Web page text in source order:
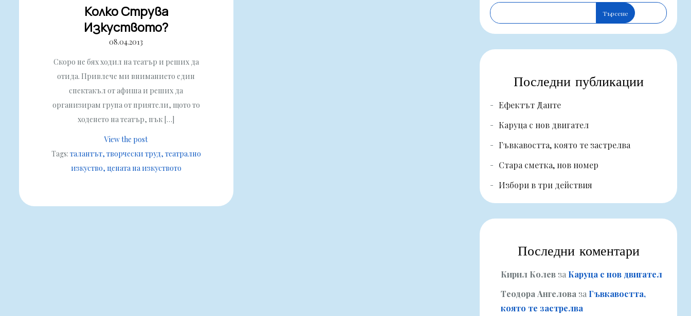
Колко Струва
Изкуството?
08.04.2013
Скоро не бях ходил на театър и реших да
отида. Привлече ми вниманието един
спектакъл от афиша и реших да
организирам група от приятели, щото то
ходенето на театър, пък […]
View the post
Tags: талантът творчески труд театрално
изкуство цената на изкуството
Търсене
Последни публикации
Ефектът Данте
Каруца с нов двигател
Гъвкавостта, която те застрелва
Стара сметка, нов номер
Избори в три действия
Последни коментари
Кирил Колев за Каруца с нов двигател
Теодора Ангелова за Гъвкавостта,
която те застрелва